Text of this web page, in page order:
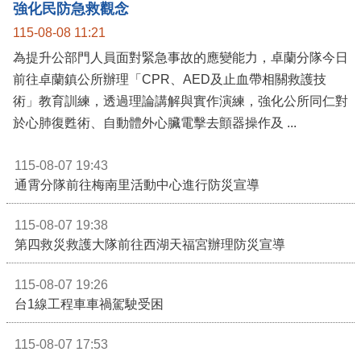
強化民防急救觀念
115-08-08 11:21
為提升公部門人員面對緊急事故的應變能力，卓蘭分隊今日
前往卓蘭鎮公所辦理「CPR、AED及止血帶相關救護技
術」教育訓練，透過理論講解與實作演練，強化公所同仁對
於心肺復甦術、自動體外心臟電擊去顫器操作及 ...
115-08-07 19:43
通霄分隊前往梅南里活動中心進行防災宣導
115-08-07 19:38
第四救災救護大隊前往西湖天福宮辦理防災宣導
115-08-07 19:26
台1線工程車車禍駕駛受困
115-08-07 17:53